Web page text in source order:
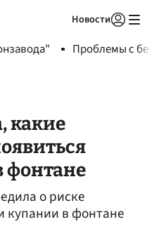
Новости
Проблемы с
какие
фонтане
о риске
купании в фонтане